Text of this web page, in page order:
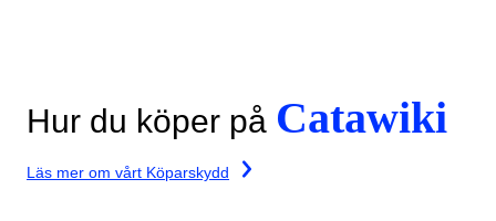
Hur du köper på Catawiki
Läs mer om vårt Köparskydd